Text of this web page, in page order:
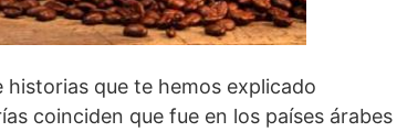
historias que te hemos explicado
coinciden que fue en los países árabes